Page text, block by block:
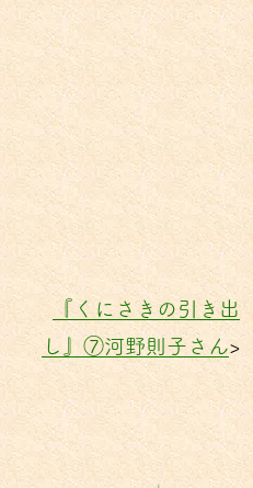
『くにさきの引き出
し』⑦河野則子さん>